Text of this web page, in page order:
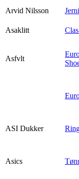
Arvid Nilsson
Asaklitt
Asfvlt
ASI Dukker
Asics